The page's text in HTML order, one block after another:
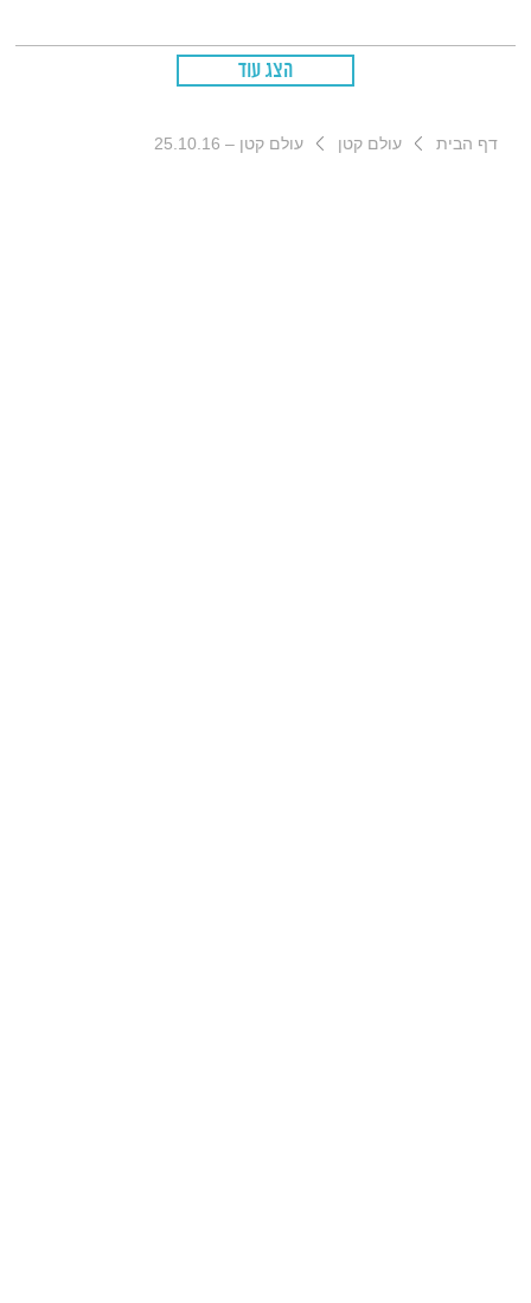
הצג עוד
דף הבית עולם קטן עולם קטן – 25.10.16